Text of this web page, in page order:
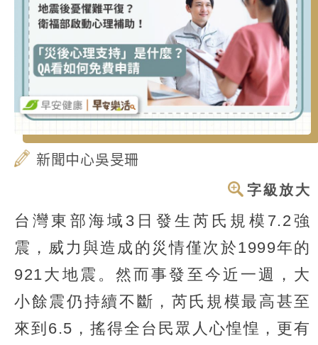
新聞中心吳旻珊
字級放大
台灣東部海域3日發生芮氏規模7.2強
震，威力與造成的災情僅次於1999年的
921大地震。然而事發至今近一週，大
小餘震仍持續不斷，芮氏規模最高甚至
來到6.5，搖得全台民眾人心惶惶，更有